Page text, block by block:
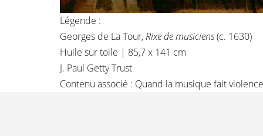
Légende :
Georges de La Tour,Rixe de musiciens(c. 1630)
Huile sur toile | 85,7 x 141 cm
J. Paul Getty Trust
Contenu associé : Quand la musique fait violence